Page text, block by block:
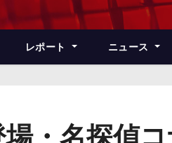
レポート ニュース